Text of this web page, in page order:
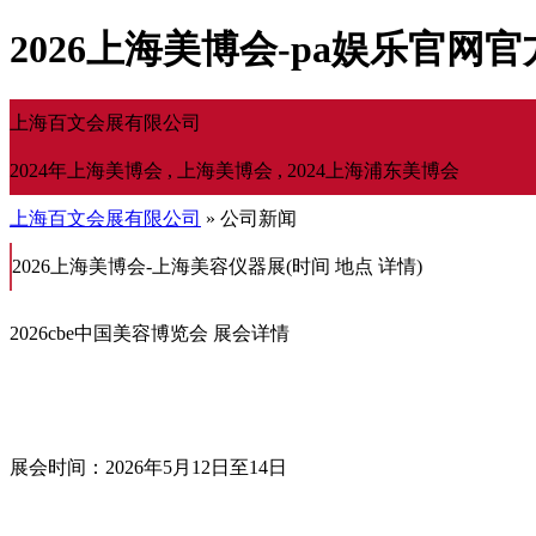
2026上海美博会-pa娱乐官网官
上海百文会展有限公司
2024年上海美博会 , 上海美博会 , 2024上海浦东美博会
上海百文会展有限公司 » 公司新闻
2026上海美博会-上海美容仪器展(时间 地点 详情)
2026cbe中国美容博览会 展会详情
展会时间：2026年5月12日至14日